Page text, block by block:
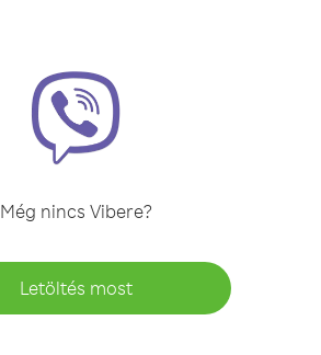
Még nincs Vibere?
Letöltés most